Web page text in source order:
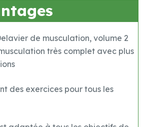
de musculation, volume 2
très complet avec plus
des exercices pour tous les